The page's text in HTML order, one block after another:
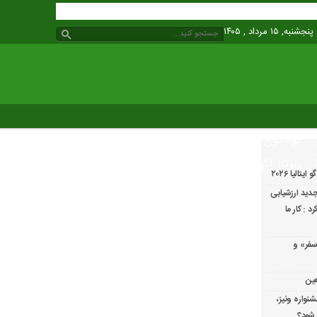
پنجشنبه, ۱۵ مرداد , ۱۴۰۵
۲۰۲۶
ارزشیابی
: کار ما
و
ونیز،